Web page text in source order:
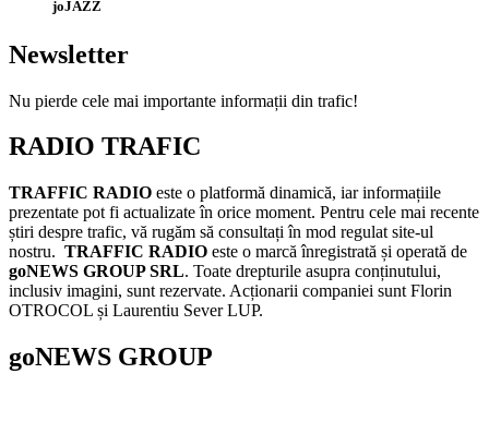
joJAZZ
Newsletter
Nu pierde cele mai importante informații din trafic!
RADIO TRAFIC
TRAFFIC RADIO este o platformă dinamică, iar informațiile
prezentate pot fi actualizate în orice moment. Pentru cele mai recente
știri despre trafic, vă rugăm să consultați în mod regulat site-ul
nostru. TRAFFIC RADIO este o marcă înregistrată și operată de
goNEWS GROUP SRL. Toate drepturile asupra conținutului,
inclusiv imagini, sunt rezervate. Acționarii companiei sunt Florin
OTROCOL și Laurentiu Sever LUP.
goNEWS GROUP